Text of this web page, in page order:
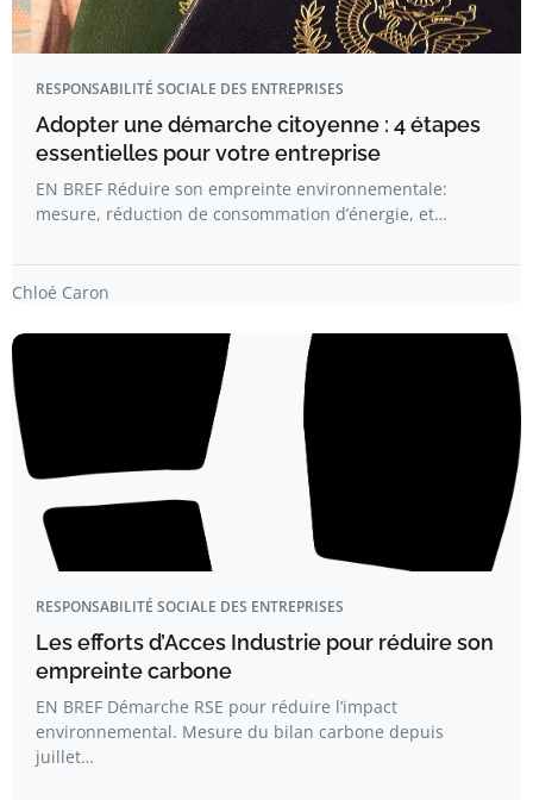
RESPONSABILITÉ SOCIALE DES ENTREPRISES
Adopter une démarche citoyenne : 4 étapes
essentielles pour votre entreprise
EN BREF Réduire son empreinte environnementale:
mesure, réduction de consommation d’énergie, et…
Chloé Caron
RESPONSABILITÉ SOCIALE DES ENTREPRISES
Les efforts d’Acces Industrie pour réduire son
empreinte carbone
EN BREF Démarche RSE pour réduire l’impact
environnemental. Mesure du bilan carbone depuis
juillet…